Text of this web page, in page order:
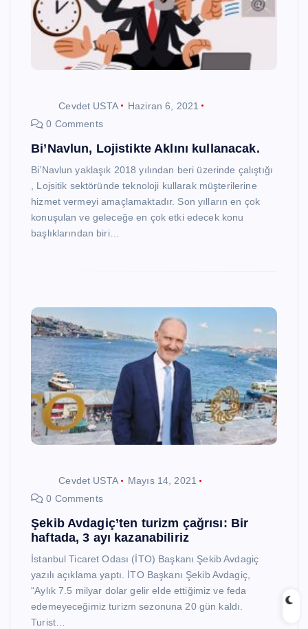
Cevdet USTA
Haziran 6, 2021
0 Comments
Bi’Navlun, Lojistikte Aklını kullanacak.
Bi’Navlun yaklaşık 2018 yılından beri üzerinde çalıştığı
, Lojsitik sektöründe teknoloji kullarak müşterilerine
hizmet vermeyi amaçlamaktadır. Son yılların en çok
konuşulan ve geleceğe en çok etki edecek konu
başlıklarından biri…
Cevdet USTA
Mayıs 14, 2021
0 Comments
Şekib Avdagiç’ten turizm çağrısı: Bir
haftada, 3 ayı kazanabiliriz
İstanbul Ticaret Odası (İTO) Başkanı Şekib Avdagiç
yazılı açıklama yaptı. İTO Başkanı Şekib Avdagiç,
“Aylık 7.5 milyar dolar gelir elde ettiğimiz ve feda
edemeyeceğimiz turizm sezonuna 20 gün kaldı.
Turist…